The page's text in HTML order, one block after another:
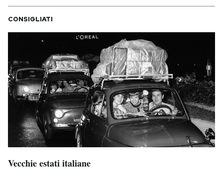
CONSIGLIATI
Vecchie estati italiane